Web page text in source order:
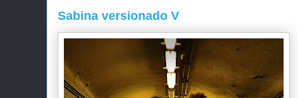
Sabina versionado V